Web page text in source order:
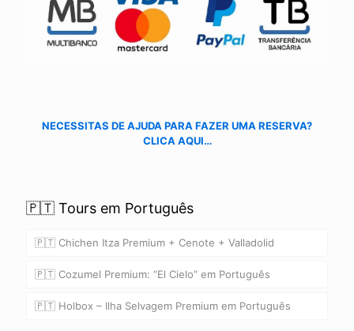
NECESSITAS DE AJUDA PARA FAZER UMA RESERVA?
CLICA AQUI…
🇵🇹 Tours em Português
🇵🇹 Chichen Itza Premium + Cenote + Valladolid
🇵🇹 Cozumel Premium: “El Cielo” em Português
🇵🇹 Holbox – Ilha Selvagem Premium em Português